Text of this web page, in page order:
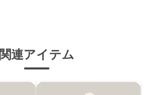
関連アイテム